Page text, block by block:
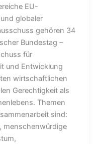
EU-
globaler
gehören 34
Bundestag –
für
und Entwicklung
wirtschaftlichen
Gerechtigkeit als
Themen
sind:
menschenwürdige